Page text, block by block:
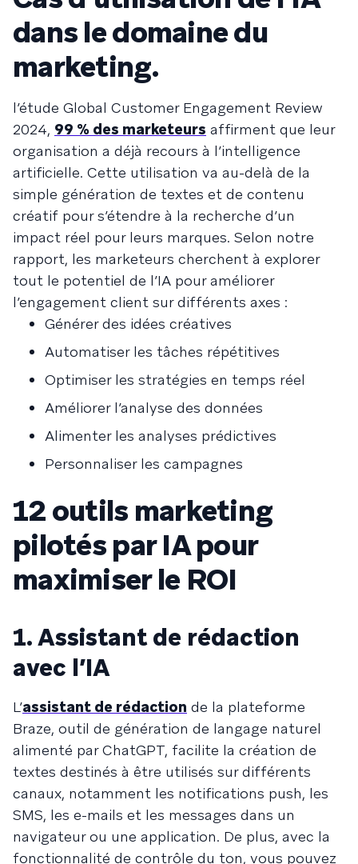
dans le domaine du
marketing.
l’étude Global Customer Engagement Review
2024, 99 % des marketeurs affirment que leur
organisation a déjà recours à l’intelligence
artificielle. Cette utilisation va au-delà de la
simple génération de textes et de contenu
créatif pour s’étendre à la recherche d’un
impact réel pour leurs marques. Selon notre
rapport, les marketeurs cherchent à explorer
tout le potentiel de l’IA pour améliorer
l’engagement client sur différents axes :
Générer des idées créatives
Automatiser les tâches répétitives
Optimiser les stratégies en temps réel
Améliorer l’analyse des données
Alimenter les analyses prédictives
Personnaliser les campagnes
12 outils marketing
pilotés par IA pour
maximiser le ROI
1. Assistant de rédaction
avec l’IA
L’assistant de rédaction de la plateforme
Braze, outil de génération de langage naturel
alimenté par ChatGPT, facilite la création de
textes destinés à être utilisés sur différents
canaux, notamment les notifications push, les
SMS, les e-mails et les messages dans un
navigateur ou une application. De plus, avec la
fonctionnalité de contrôle du ton, vous pouvez